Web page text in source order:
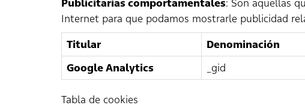
Publicitarias comportamentales: Son aquellas
Internet para que podamos mostrarle publicidad
Titular Denominación
Google Analytics
_gid
Tabla de cookies